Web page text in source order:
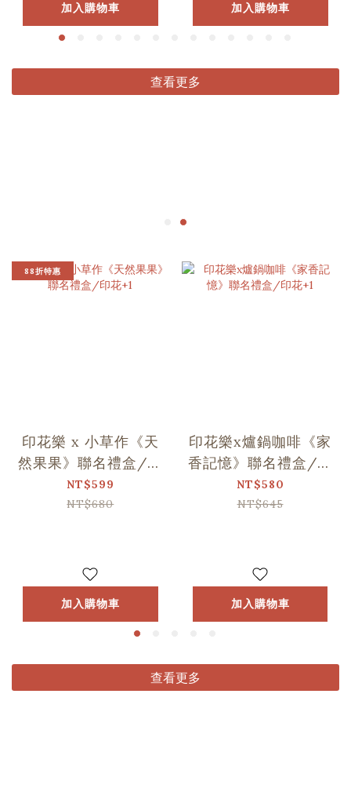
加入購物車 加入購物車
查看更多
88折特惠
印花樂 x 小草作《天
然果果》聯名禮盒/印
花+1
NT$599
NT$680
加入購物車
印花樂x爐鍋咖啡《家
香記憶》聯名禮盒/印
花+1
NT$580
NT$645
加入購物車
查看更多